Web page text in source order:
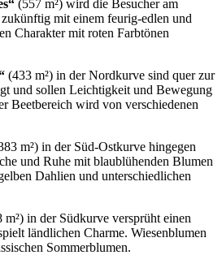
(557 m²) wird die Besucher am
mit einem feurig-edlen und
Charakter mit roten Farbtönen
(433 m²) in der Nordkurve sind quer zur
und sollen Leichtigkeit und Bewegung
Beetbereich wird von verschiedenen
m²) in der Süd-Ostkurve hingegen
und Ruhe mit blaublühenden Blumen
Dahlien und unterschiedlichen
m²) in der Südkurve versprüht einen
ländlichen Charme. Wiesenblumen
Sommerblumen.